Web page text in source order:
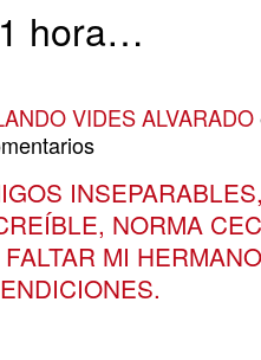
hora…
VIDES ALVARADO
NORMA
MI